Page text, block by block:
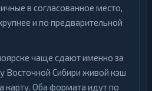
в согласованное место,
и по предварительной
чаще сдают именно за
Восточной Сибири живой кэш
карту. Оба формата идут по